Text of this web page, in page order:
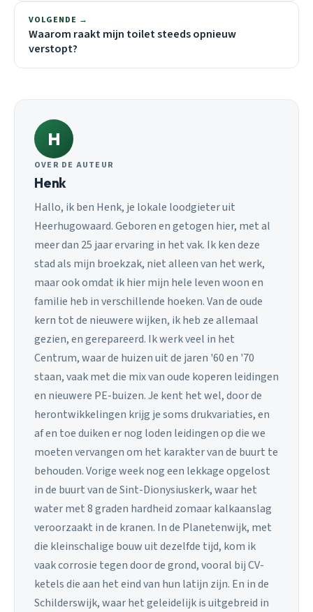
VOLGENDE →
Waarom raakt mijn toilet steeds opnieuw
verstopt?
H
OVER DE AUTEUR
Henk
Hallo, ik ben Henk, je lokale loodgieter uit
Heerhugowaard. Geboren en getogen hier, met al
meer dan 25 jaar ervaring in het vak. Ik ken deze
stad als mijn broekzak, niet alleen van het werk,
maar ook omdat ik hier mijn hele leven woon en
familie heb in verschillende hoeken. Van de oude
kern tot de nieuwere wijken, ik heb ze allemaal
gezien, en gerepareerd. Ik werk veel in het
Centrum, waar de huizen uit de jaren '60 en '70
staan, vaak met die mix van oude koperen leidingen
en nieuwere PE-buizen. Je kent het wel, door de
herontwikkelingen krijg je soms drukvariaties, en
af en toe duiken er nog loden leidingen op die we
moeten vervangen om het karakter van de buurt te
behouden. Vorige week nog een lekkage opgelost
in de buurt van de Sint-Dionysiuskerk, waar het
water met 8 graden hardheid zomaar kalkaanslag
veroorzaakt in de kranen. In de Planetenwijk, met
die kleinschalige bouw uit dezelfde tijd, kom ik
vaak corrosie tegen door de grond, vooral bij CV-
ketels die aan het eind van hun latijn zijn. En in de
Schilderswijk, waar het geleidelijk is uitgebreid in